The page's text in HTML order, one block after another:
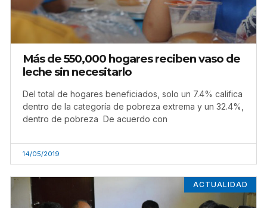
Más de 550,000 hogares reciben vaso de
leche sin necesitarlo
Del total de hogares beneficiados, solo un 7.4% califica
dentro de la categoría de pobreza extrema y un 32.4%,
dentro de pobreza De acuerdo con
14/05/2019
ACTUALIDAD